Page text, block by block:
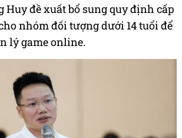
Huy đề xuất bổ sung quy định cấp
nhóm đối tượng dưới 14 tuổi để
lý game online.